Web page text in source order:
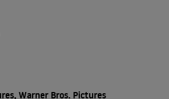
Warner Bros. Pictures